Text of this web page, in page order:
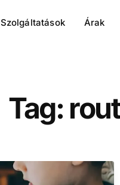
Szolgáltatások Árak
Tag: